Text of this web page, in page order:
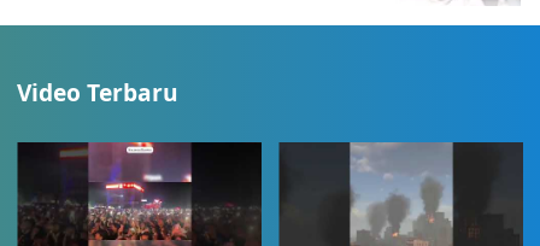
Video Terbaru